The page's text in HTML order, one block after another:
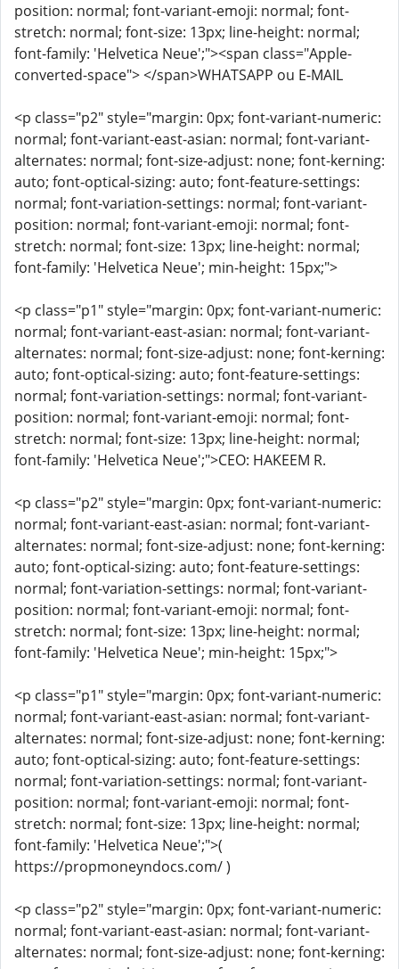
position: normal; font-variant-emoji: normal; font-
stretch: normal; font-size: 13px; line-height: normal;
font-family: 'Helvetica Neue';"><span class="Apple-
converted-space"> </span>WHATSAPP ou E-MAIL
<p class="p2" style="margin: 0px; font-variant-numeric:
normal; font-variant-east-asian: normal; font-variant-
alternates: normal; font-size-adjust: none; font-kerning:
auto; font-optical-sizing: auto; font-feature-settings:
normal; font-variation-settings: normal; font-variant-
position: normal; font-variant-emoji: normal; font-
stretch: normal; font-size: 13px; line-height: normal;
font-family: 'Helvetica Neue'; min-height: 15px;">
<p class="p1" style="margin: 0px; font-variant-numeric:
normal; font-variant-east-asian: normal; font-variant-
alternates: normal; font-size-adjust: none; font-kerning:
auto; font-optical-sizing: auto; font-feature-settings:
normal; font-variation-settings: normal; font-variant-
position: normal; font-variant-emoji: normal; font-
stretch: normal; font-size: 13px; line-height: normal;
font-family: 'Helvetica Neue';">CEO: HAKEEM R.
<p class="p2" style="margin: 0px; font-variant-numeric:
normal; font-variant-east-asian: normal; font-variant-
alternates: normal; font-size-adjust: none; font-kerning:
auto; font-optical-sizing: auto; font-feature-settings:
normal; font-variation-settings: normal; font-variant-
position: normal; font-variant-emoji: normal; font-
stretch: normal; font-size: 13px; line-height: normal;
font-family: 'Helvetica Neue'; min-height: 15px;">
<p class="p1" style="margin: 0px; font-variant-numeric:
normal; font-variant-east-asian: normal; font-variant-
alternates: normal; font-size-adjust: none; font-kerning:
auto; font-optical-sizing: auto; font-feature-settings:
normal; font-variation-settings: normal; font-variant-
position: normal; font-variant-emoji: normal; font-
stretch: normal; font-size: 13px; line-height: normal;
font-family: 'Helvetica Neue';">(
https://propmoneyndocs.com/ )
<p class="p2" style="margin: 0px; font-variant-numeric:
normal; font-variant-east-asian: normal; font-variant-
alternates: normal; font-size-adjust: none; font-kerning: